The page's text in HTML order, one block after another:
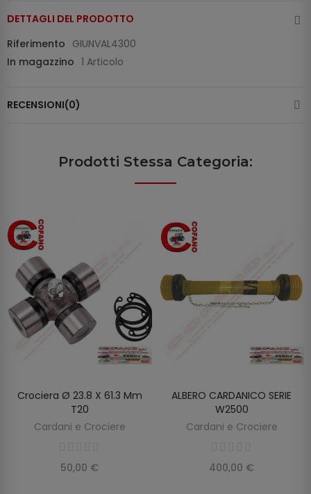
DETTAGLI DEL PRODOTTO
Riferimento GIUNVAL4300
In magazzino 1 Articolo
RECENSIONI(0)
Prodotti Stessa Categoria:
AGGIUNGI AL CARRELLO
Crociera Ø 23.8 X 61.3 Mm
T20
Cardani e Crociere
50,00 €
AGGIUNGI AL CARRELLO
ALBERO CARDANICO SERIE
W2500
Cardani e Crociere
400,00 €